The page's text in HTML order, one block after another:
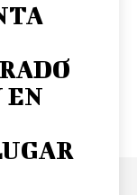
EN